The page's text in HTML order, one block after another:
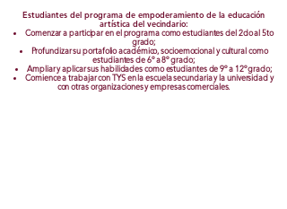
Estudiantes del programa de empoderamiento de la educación
artística del vecindario:
Comenzar a participar en el programa como estudiantes del 2do al 5to
grado;
Profundizar su portafolio académico, socioemocional y cultural como
estudiantes de 6º a 8º grado;
Ampliar y aplicar sus habilidades como estudiantes de 9º a 12º grado;
Comience a trabajar con TYS en la escuela secundaria y la universidad y
con otras organizaciones y empresas comerciales.